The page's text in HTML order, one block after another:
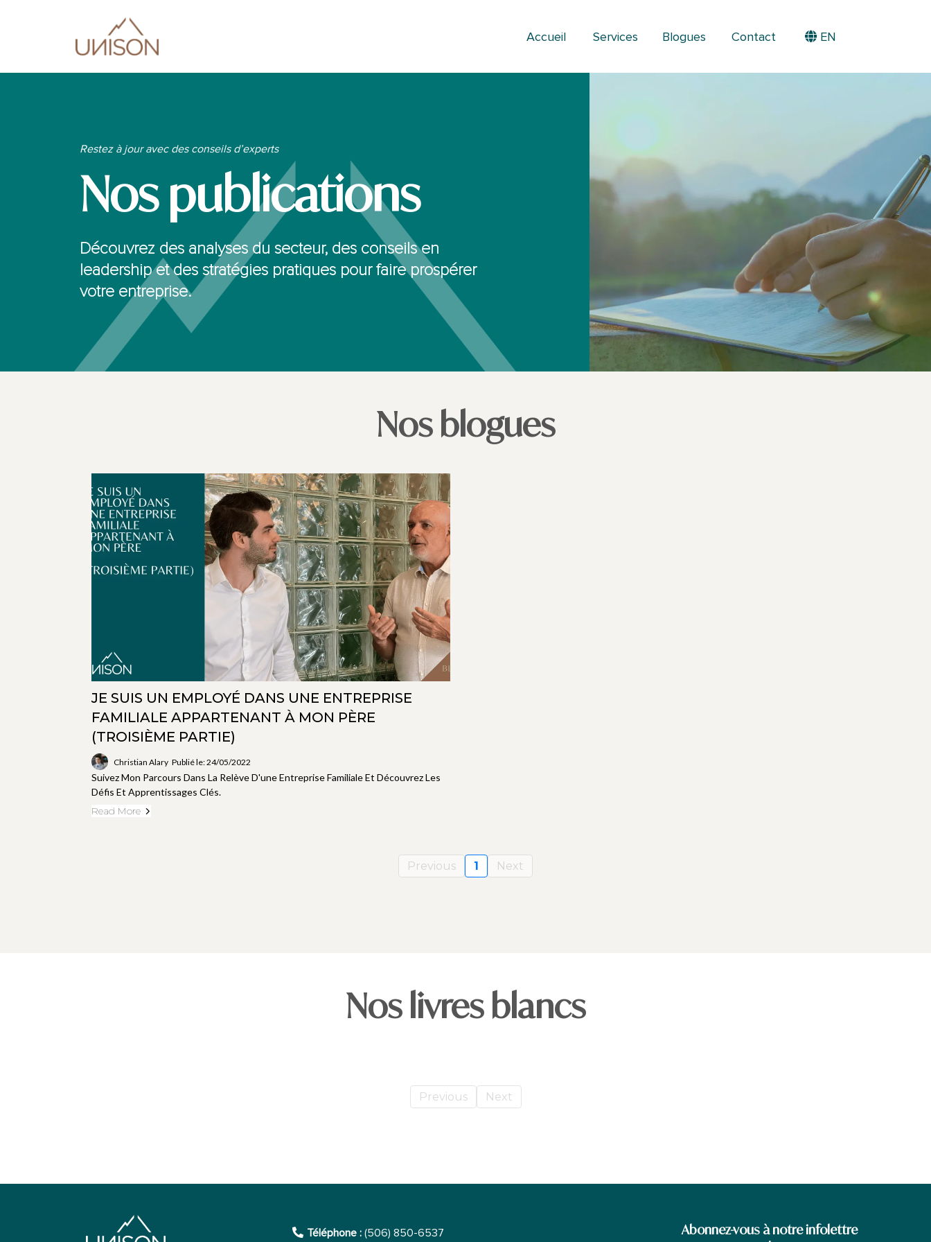
Accueil Services Blogues Contact EN
Restez à jour avec des conseils d’experts
Nos publications
Découvrez des analyses du secteur, des conseils en
leadership et des stratégies pratiques pour faire prospérer
votre entreprise.
Nos blogues
JE SUIS UN EMPLOYÉ DANS UNE ENTREPRISE
FAMILIALE APPARTENANT À MON PÈRE
(TROISIÈME PARTIE)
Christian Alary Publié le: 24/05/2022
Suivez Mon Parcours Dans La Relève D'une Entreprise Familiale Et Découvrez Les
Défis Et Apprentissages Clés.
Read More
Previous 1 Next
Nos livres blancs
Previous Next
Téléphone : (506) 850-6537
Abonnez-vous à notre infolettre